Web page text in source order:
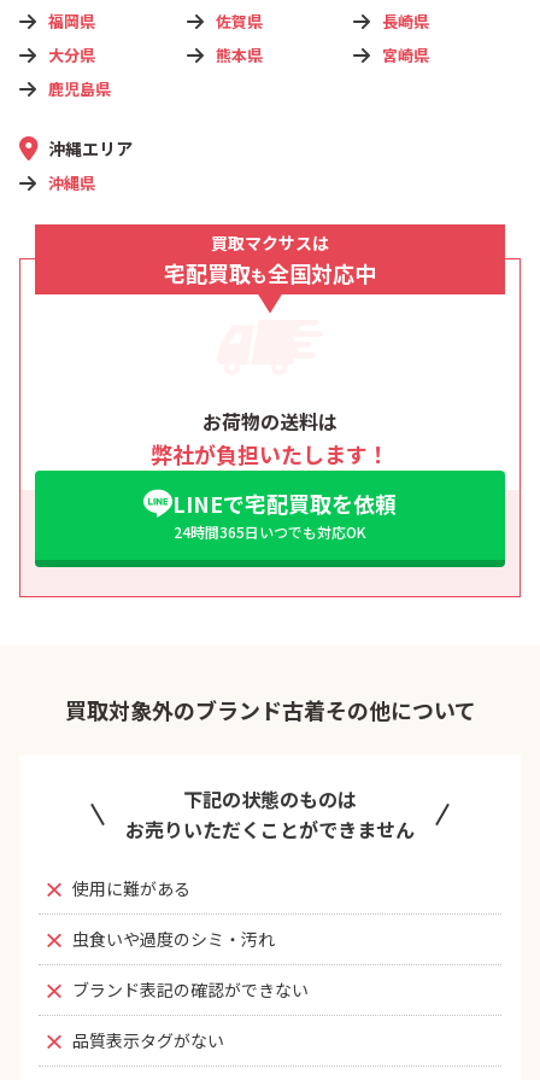
福岡県 佐賀県
長崎県
大分県
熊本県
宮崎県
鹿児島県
沖縄エリア
沖縄県
買取マクサスは
宅配買取も全国対応中
お荷物の送料は
弊社が負担いたします！
LINEで宅配買取を依頼
24時間365日いつでも対応OK
買取対象外のブランド古着その他について
下記の状態のものは
お売りいただくことができません
使用に難がある
虫食いや過度のシミ・汚れ
ブランド表記の確認ができない
品質表示タグがない